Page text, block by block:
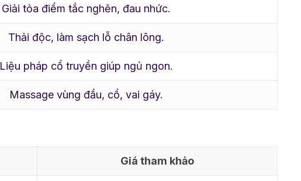
Giải tỏa điểm tắc nghẽn, đau nhức.
Thải độc, làm sạch lỗ chân lông.
Liệu pháp cổ truyền giúp ngủ ngon.
Massage vùng đầu, cổ, vai gáy.
Giá tham khảo